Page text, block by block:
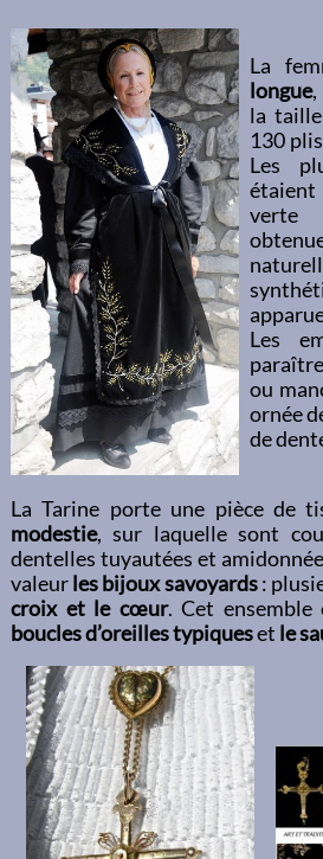
La
longue,
la
130
Les
verte
Les
ou
ornée
de
La Tarine porte une pièce de
modestie, sur laquelle sont
dentelles tuyautées et
valeurles bijoux savoyards:
croix et le cœur. Cet ensemble
boucles d’oreilles typiqueset le